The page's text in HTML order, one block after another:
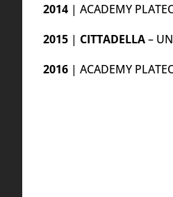
2014 | ACADEMY
2015 | CITTADELLA–
2016 | ACADEMY